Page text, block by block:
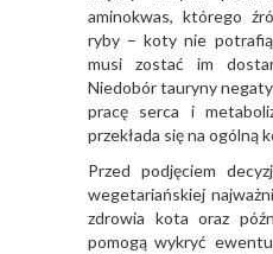
aminokwas, którego
ryby – koty nie
musi zostać im
Niedobór tauryny
pracę serca i
przekłada się na ogólną
Przed podjęciem
wegetariańskiej
zdrowia kota oraz
pomogą wykryć